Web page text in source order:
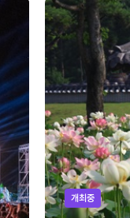
개최중